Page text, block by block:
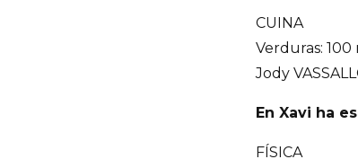
CUINA
Verduras: 100
Jody
En Xavi ha
FÍSICA